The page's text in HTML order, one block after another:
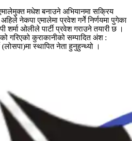
प्रश्न
:
‘एमालेमुक्त
मधेश’
अभियान
मधेश बनाउने अभियानमा सक्रिय
नेकपा एमालेमा प्रवेश गर्नेे निर्णयमा पुगेका
ओलीले पार्टी प्रवेश गराउने तयारी छ ।
गरिएको कुराकानीको सम्पादित अंश :
(लोसपा)मा स्थापित नेता हुनुहुन्थ्यो ।